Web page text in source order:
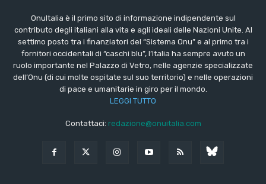
OnuItalia è il primo sito di informazione indipendente sul
contributo degli italiani alla vita e agli ideali delle Nazioni Unite. Al
settimo posto tra i finanziatori del “Sistema Onu” e al primo tra i
fornitori occidentali di “caschi blu”, l’Italia ha sempre avuto un
ruolo importante nel Palazzo di Vetro, nelle agenzie specializzate
dell’Onu (di cui molte ospitate sul suo territorio) e nelle operazioni
di pace e umanitarie in giro per il mondo.
LEGGI TUTTO
Contattaci: redazione@onuitalia.com